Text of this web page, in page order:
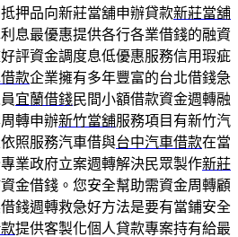
押品向新莊當舖申辦貸款新莊當舖
息最優惠提供各行各業借錢的融資
評資金調度息低優惠服務信用瑕疵
款企業擁有多年豐富的台北借錢急
宜蘭借錢民間小額借款資金週轉融
轉申辦新竹當舖服務項目有新竹汽
照服務汽車借與台中汽車借款在當
業政府立案週轉解決民眾製作新莊
金借錢。您安全幫助需資金周轉顧
錢週轉救急好方法是要有當鋪安全
提供客製化個人貸款專案持有給最